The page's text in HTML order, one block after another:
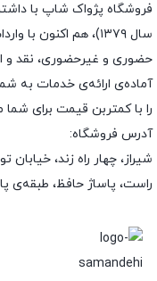
سال ۱۳۷۹)، هم
حضوری و غیرحضوری، نقد و
آماده‌ی ارائه‌ی خدمات به
را با کمتربن قیمت برای
آدرس فروشگاه:
شیراز، چهار راه زند،
راست، پاساژ حافظ، طبقه‌ی